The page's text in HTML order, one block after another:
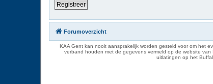
Registreer
Forumoverzicht
KAA Gent kan nooit aansprakelijk worden gesteld voor om het
verband houden met de gegevens vermeld op de website
uitlatingen op het